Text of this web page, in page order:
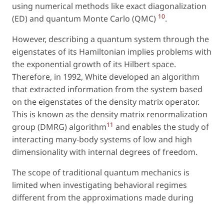
using numerical methods like exact diagonalization
(ED) and quantum Monte Carlo (QMC) 10.
However, describing a quantum system through the
eigenstates of its Hamiltonian implies problems with
the exponential growth of its Hilbert space.
Therefore, in 1992, White developed an algorithm
that extracted information from the system based
on the eigenstates of the density matrix operator.
This is known as the density matrix renormalization
group (DMRG) algorithm11 and enables the study of
interacting many-body systems of low and high
dimensionality with internal degrees of freedom.
The scope of traditional quantum mechanics is
limited when investigating behavioral regimes
different from the approximations made during